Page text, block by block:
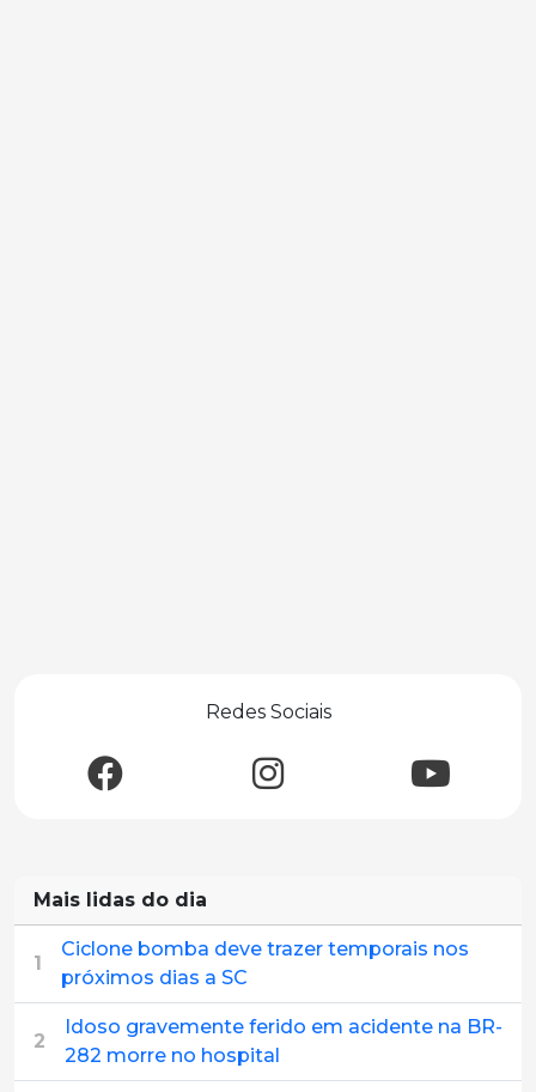
Redes Sociais
Mais lidas do dia
1
Ciclone bomba deve trazer temporais nos
próximos dias a SC
2
Idoso gravemente ferido em acidente na BR-
282 morre no hospital